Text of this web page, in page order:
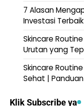
7 Alasan
Investasi
Skincare
Urutan yang
Skincare
Sehat |
Klik Subscribe ya